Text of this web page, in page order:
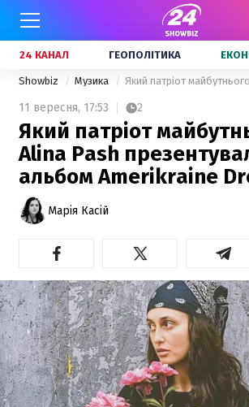
24 КАНАЛ ГЕОПОЛІТИКА
Showbiz Музика
11 вересня, 17:53 2
Який патріот
Alina Pash
альбом Amerikraine
Марія Касій